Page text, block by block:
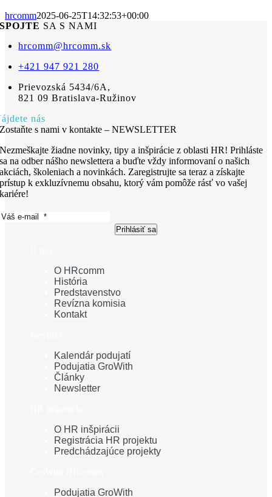
hrcomm2025-06-25T14:32:53+00:00
SPOJTE SA S NAMI
hrcomm@hrcomm.sk
+421 947 921 280
Prievozská 5434/6A,
821 09 Bratislava-Ružinov
nás
Zostaňte s nami v kontakte – NEWSLETTER
Nezmeškajte žiadne novinky, tipy a inšpirácie z oblasti HR! Prihláste
sa na odber nášho newslettera a buďte vždy informovaní o našich
akciách, školeniach a novinkách. Zaregistrujte sa teraz a získajte
prístup k exkluzívnemu obsahu, ktorý vám pomôže rásť vo vašej
kariére!
Prihlásiť sa
O HRcomm
História
Predstavenstvo
Revízna komisia
Kontakt
Kalendár podujatí
Podujatia GroWith
Články
Newsletter
O HR inšpirácii
Registrácia HR projektu
Predchádzajúce projekty
Podujatia GroWith